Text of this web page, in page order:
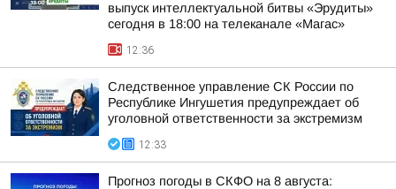
выпуск интеллектуальной битвы «Эрудиты»
сегодня в 18:00 на телеканале «Магас»
12:36
Следственное управление СК России по
Республике Ингушетия предупреждает об
уголовной ответственности за экстремизм
12:33
Прогноз погоды в СКФО на 8 августа: